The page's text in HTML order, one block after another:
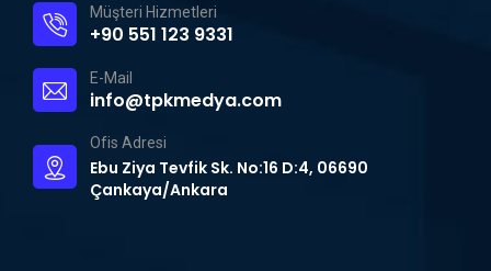
Müşteri Hizmetleri
+90 551 123 9331
E-Mail
info@tpkmedya.com
Ofis Adresi
Ebu Ziya Tevfik Sk. No:16 D:4, 06690
Çankaya/Ankara